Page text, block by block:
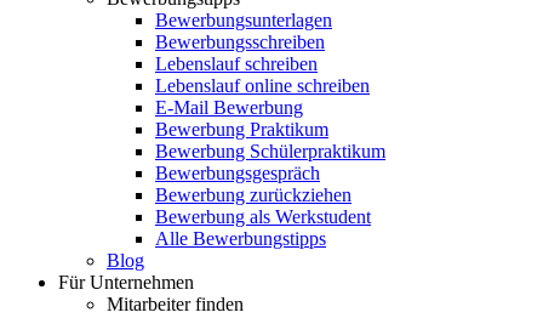
Bewerbungsunterlagen
Bewerbungsschreiben
Lebenslauf schreiben
Lebenslauf online schreiben
E-Mail Bewerbung
Bewerbung Praktikum
Bewerbung Schülerpraktikum
Bewerbungsgespräch
Bewerbung zurückziehen
Bewerbung als Werkstudent
Alle Bewerbungstipps
Blog
Für Unternehmen
Mitarbeiter finden